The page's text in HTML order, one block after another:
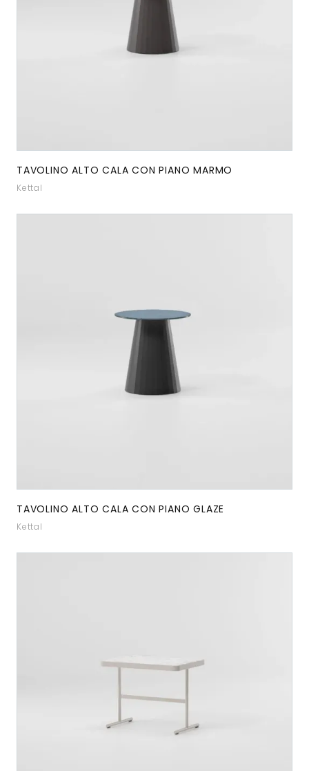
TAVOLINO ALTO CALA CON PIANO MARMO
Kettal
TAVOLINO ALTO CALA CON PIANO GLAZE
Kettal